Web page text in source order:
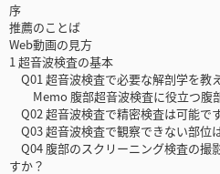
序
推薦のことば
Web動画の見方
1 超音波検査の基本
Q01 超音波検査で必要な解剖学を教
Memo 腹部超音波検査に役立つ腹
Q02 超音波検査で精密検査は可能で
Q03 超音波検査で観察できない部位
Q04 腹部のスクリーニング検査の撮
すか？